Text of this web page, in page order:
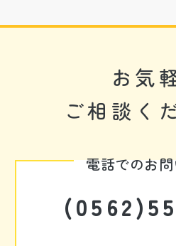
お気
ご相談く
電話でのお